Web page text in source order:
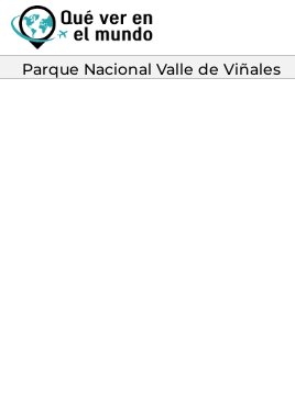
Parque Nacional Valle de Viñales